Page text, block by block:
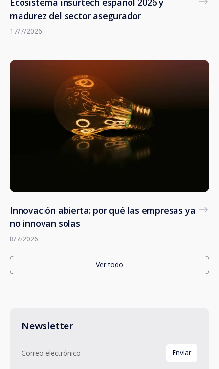
madurez del sector asegurador
17/7/2026
Innovación abierta: por qué las empresas ya
no innovan solas
8/7/2026
Ver todo
Newsletter